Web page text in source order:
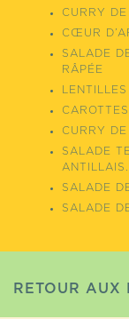
CURRY
CŒUR
SALADE
RÂPÉE
CURRY
SALADE
ANTILLAIS.
SALADE
SALADE
RETOUR AUX